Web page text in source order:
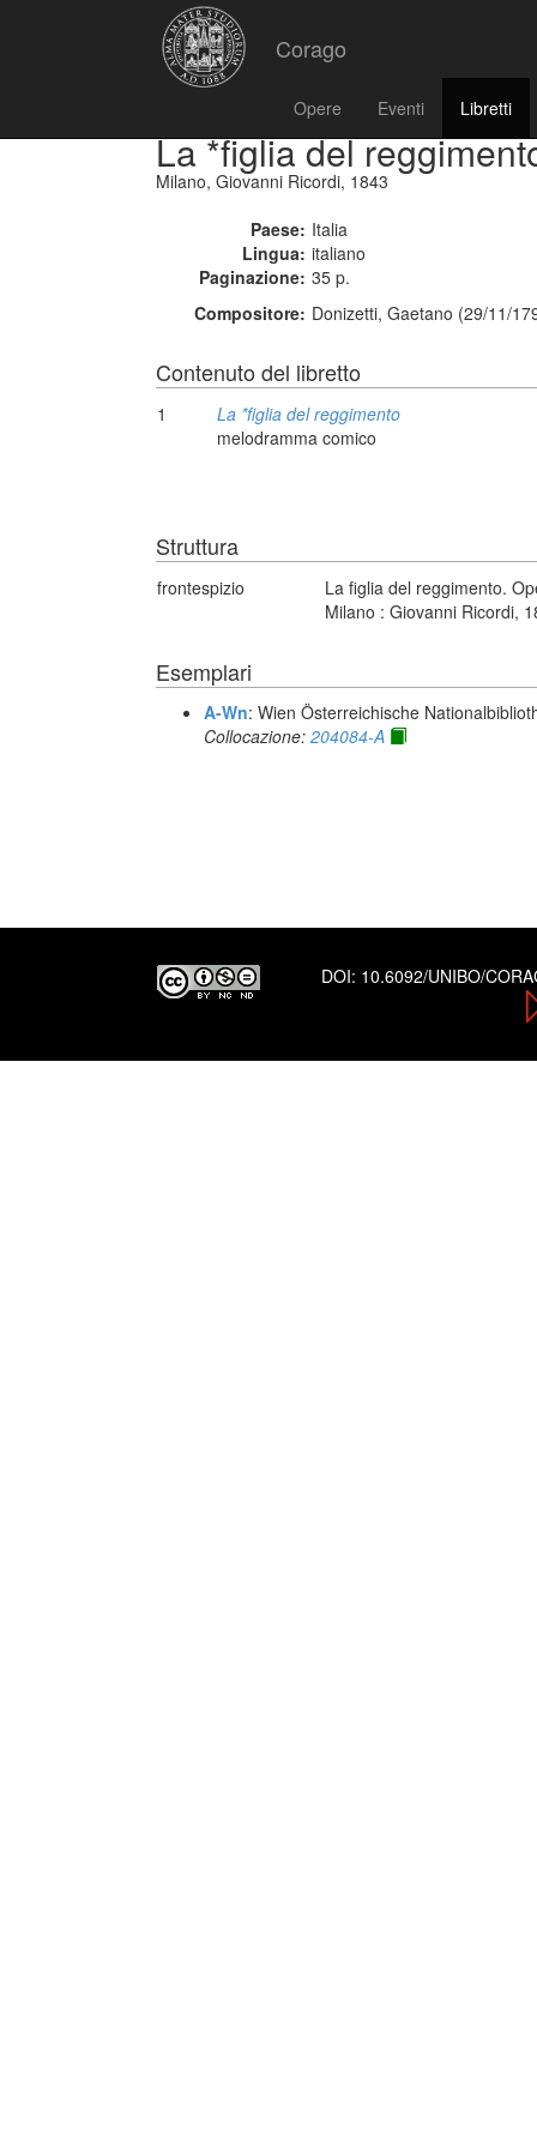
Corago
Opere Eventi Libretti
La *figlia del
Milano, Giovanni Ricordi, 1843
Paese: Italia
Lingua: italiano
Paginazione: 35 p.
Compositore: Donizetti, Gaetano (29/11/
Contenuto del libretto
1
La *figlia del reggimento
melodramma comico
Struttura
frontespizio
La figlia del reggimento.
Milano : Giovanni Ricordi,
Esemplari
A-Wn: Wien Österreichische
Collocazione: 204084-A
DOI: 10.6092/UNIBO/